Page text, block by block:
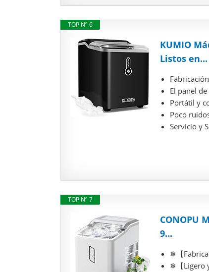
TOP Nº 6
KUMIO
Listos en...
El panel
Portátil y
Poco
Servicio y
TOP Nº 7
CONOPU
9...
❄【
❄【Ligero